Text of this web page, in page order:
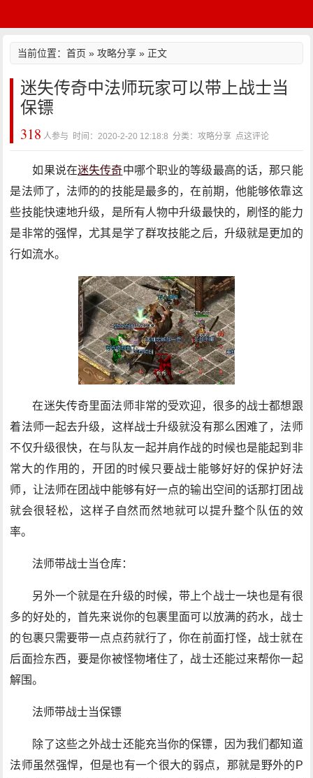
当前位置：首页 »攻略分享 » 正文
迷失传奇中法师玩家可以带上战士当
保镖
318 人参与 时间：2020-2-20 12:18:8 分类：攻略分享 点这评论
如果说在迷失传奇中哪个职业的等级最高的话，那只能
是法师了，法师的的技能是最多的，在前期，他能够依靠这
些技能快速地升级，是所有人物中升级最快的，刷怪的能力
是非常的强悍，尤其是学了群攻技能之后，升级就是更加的
行如流水。
在迷失传奇里面法师非常的受欢迎，很多的战士都想跟
着法师一起去升级，这样战士升级就没有那么困难了，法师
不仅升级很快，在与队友一起并肩作战的时候也是能起到非
常大的作用的，开团的时候只要战士能够好好的保护好法
师，让法师在团战中能够有好一点的输出空间的话那打团战
就会很轻松，这样子自然而然地就可以提升整个队伍的效
率。
法师带战士当仓库：
另外一个就是在升级的时候，带上个战士一块也是有很
多的好处的，首先来说你的包裹里面可以放满的药水，战士
的包裹只需要带一点点药就行了，你在前面打怪，战士就在
后面捡东西，要是你被怪物堵住了，战士还能过来帮你一起
解围。
法师带战士当保镖
除了这些之外战士还能充当你的保镖，因为我们都知道
法师虽然强悍，但是也有一个很大的弱点，那就是野外的P